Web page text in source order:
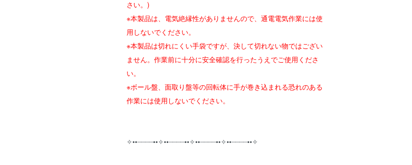
さい。)
※本製品は、電気絶縁性がありませんので、通電電気作業には使
用しないでください。
※本製品は切れにくい手袋ですが、決して切れない物ではござい
ません。作業前に十分に安全確認を行ったうえでご使用くださ
い。
※ボール盤、面取り盤等の回転体に手が巻き込まれる恐れのある
作業には使用しないでください。
✧••┈┈┈┈••✧••┈┈┈┈••✧••┈┈┈┈••✧••┈┈┈┈••✧